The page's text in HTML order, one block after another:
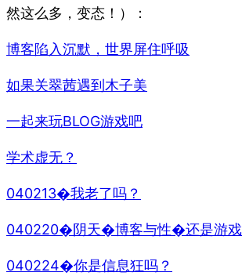
然这么多，变态！）：
博客陷入沉默，世界屏住呼吸
如果关翠茜遇到木子美
一起来玩BLOG游戏吧
学术虚无？
040213�我老了吗？
040220�阴天�博客与性�还是游戏
040224�你是信息狂吗？